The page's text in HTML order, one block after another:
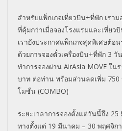
สำหรับแพ็กเกจเที่ยวบิน+ที่พัก เรา
ที่คุ้มกว่าเมื่อจองโรงแรมและเที่ยว
เรายังประกาศแพ็กเกจสุดพิเศษต้อ
ด้วยการจองตั๋วเครื่องบิน+ที่พัก 3 วั
ทำการจองผ่าน AirAsia MOVE ใน
บาท ต่อท่าน พร้อมส่วนลดเพิ่ม 750
โมชั่น (COMBO)
ระยะเวลาการจองตั้งแต่วันนี้ถึง
ทางตั้งแต่ 19 มีนาคม – 30 พฤศจิก